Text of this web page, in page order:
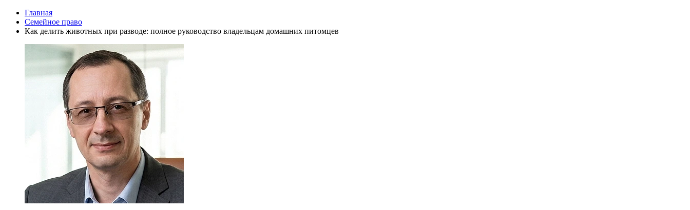
Главная
Семейное право
Как делить животных при разводе: полное руководство владельцам домашних питомцев